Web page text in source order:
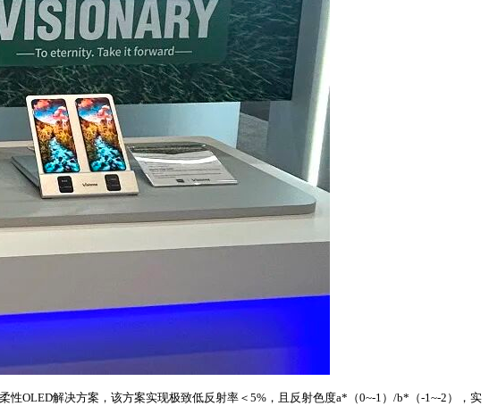
OLED解决方案，该方案实现极致低反射率＜5%，且反射色度a*（0~-1）/b*（-1~-2），实